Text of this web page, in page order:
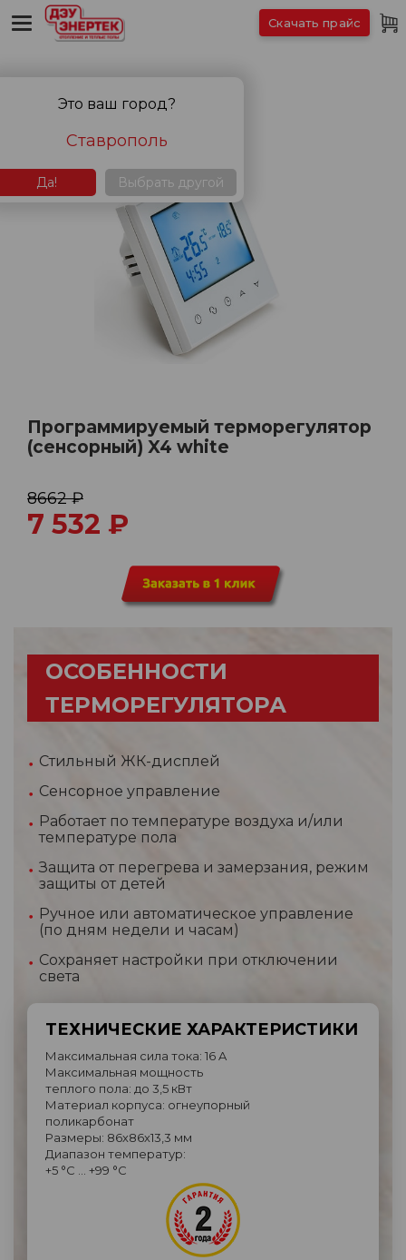
Программируемый терморегулятор
(сенсорный) X4 white
8662 ₽
7 532 ₽
ОСОБЕННОСТИ
ТЕРМОРЕГУЛЯТОРА
Стильный ЖК-дисплей
Сенсорное управление
Работает по температуре воздуха и/или
температуре пола
Защита от перегрева и замерзания, режим
защиты от детей
Ручное или автоматическое управление
(по дням недели и часам)
Сохраняет настройки при отключении
света
ТЕХНИЧЕСКИЕ ХАРАКТЕРИСТИКИ
Максимальная сила тока: 16 A
Максимальная мощность
теплого пола: до 3,5 кВт
Материал корпуса: огнеупорный
поликарбонат
Размеры: 86х86х13,3 мм
Диапазон температур:
+5 °C … +99 °C
Скачать прайс
Это ваш город?
Ставрополь
Да! Выбрать другой